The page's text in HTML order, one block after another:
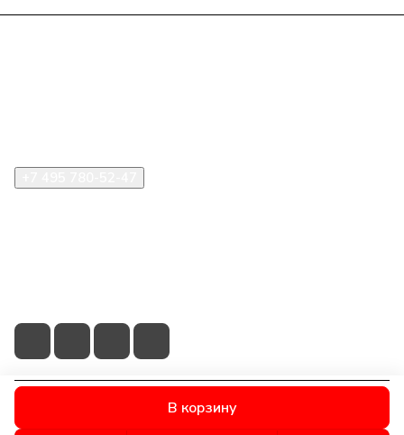
В корзину
© 2026 © S.T.I. Dent - Яркие решения